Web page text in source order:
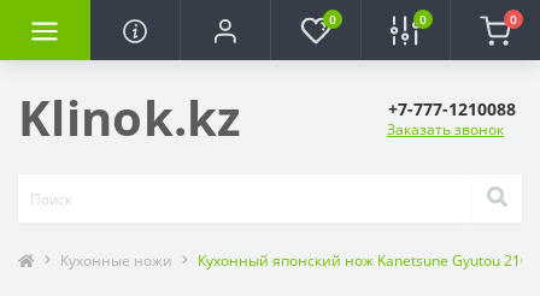
0 0 0
Klinok.kz +7-777-1210088
Заказать звонок
Кухонные ножи Кухонный японский нож Kanetsune Gyutou